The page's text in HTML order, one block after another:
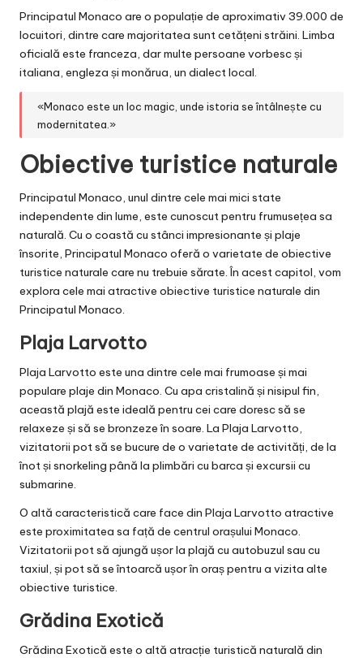
Principatul Monaco are o populație de aproximativ 39.000 de
locuitori, dintre care majoritatea sunt cetățeni străini. Limba
oficială este franceza, dar multe persoane vorbesc și
italiana, engleza și monărua, un dialect local.
«Monaco este un loc magic, unde istoria se întâlnește cu
modernitatea.»
Obiective turistice naturale
Principatul Monaco, unul dintre cele mai mici state
independente din lume, este cunoscut pentru frumusețea sa
naturală. Cu o coastă cu stânci impresionante și plaje
însorite, Principatul Monaco oferă o varietate de obiective
turistice naturale care nu trebuie sărate. În acest capitol, vom
explora cele mai atractive obiective turistice naturale din
Principatul Monaco.
Plaja Larvotto
Plaja Larvotto este una dintre cele mai frumoase și mai
populare plaje din Monaco. Cu apa cristalină și nisipul fin,
această plajă este ideală pentru cei care doresc să se
relaxeze și să se bronzeze în soare. La Plaja Larvotto,
vizitatorii pot să se bucure de o varietate de activități, de la
înot și snorkeling până la plimbări cu barca și excursii cu
submarine.
O altă caracteristică care face din Plaja Larvotto atractive
este proximitatea sa față de centrul orașului Monaco.
Vizitatorii pot să ajungă ușor la plajă cu autobuzul sau cu
taxiul, și pot să se întoarcă ușor în oraș pentru a vizita alte
obiective turistice.
Grădina Exotică
Grădina Exotică este o altă atracție turistică naturală din